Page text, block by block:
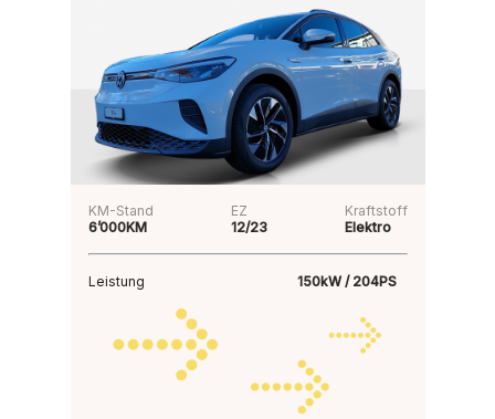
KM-Stand
6’000KM
EZ
12/23
Kraftstoff
Elektro
Leistung 150kW / 204PS